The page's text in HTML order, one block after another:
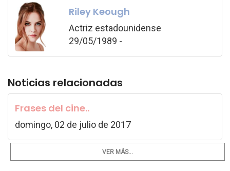
Riley Keough
Actriz estadounidense
29/05/1989 -
Noticias relacionadas
Frases del cine..
domingo, 02 de julio de 2017
VER MÁS...